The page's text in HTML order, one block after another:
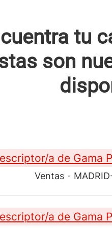
tu
son
a de Gama
Ventas ·
a de Gama